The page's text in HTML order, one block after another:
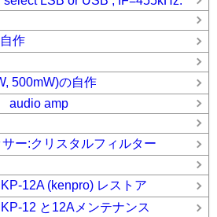
作
500mW)の自作
audio amp
ー:クリスタルフィルター
12A (kenpro) レストア
12 と12Aメンテナンス